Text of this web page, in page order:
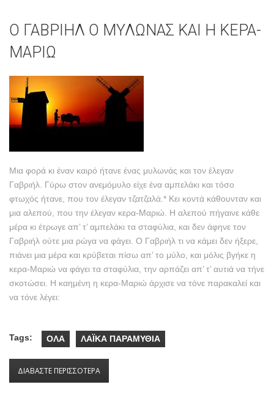
Ο ΓΑΒΡΙΗΛ Ο ΜΥΛΩΝΑΣ ΚΑΙ Η ΚΕΡΑ-
ΜΑΡΙΩ
Μια φορά κι έναν καιρό ήτανε ένας μυλωνάς και τον έλεγαν
Γαβριήλ. Γύρω στον ανεμόμυλο είχε ένα αμπελάκι και τόσο
φτωχός ήτανε, που τον έλεγαν τζατζαλά.* Κει κοντά κάθουνταν και
μια αλεπού, που την έλεγαν κερα-Μαριώ. Η αλεπού πήγαινε κάθε
μέρα κι έτρωγε απ’ τ’ αμπελάκι τα σταφύλια, και δεν άφηνε τον
Γαβριήλ ούτε μια ρώγα να φάγει. Ο Γαβριήλ τι να κάμει δεν ήξερε,
πιάνει μια μέρα και κρύβεται πίσω απ’ το μύλο, και μόλις βγήκε η
κερα-Μαριώ να φάγει τα σταφύλια, την αρπάζει απ’ τ’ αυτιά να τήνε
σκοτώσει. Η καημένη η κερα-Μαριώ άρχισε να τόνε παρακαλεί και
να τόνε λέγει:
Tags: ΟΛΑ ΛΑΪΚΑ ΠΑΡΑΜΥΘΙΑ
ΔΙΑΒΑΣΤΕ ΠΕΡΙΣΣΟΤΕΡΑ